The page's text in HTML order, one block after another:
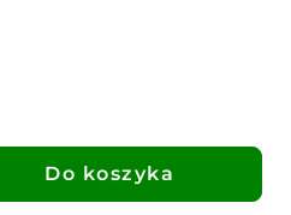
Do koszyka